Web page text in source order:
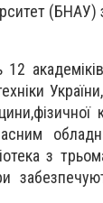
(БНАУ)
12
з